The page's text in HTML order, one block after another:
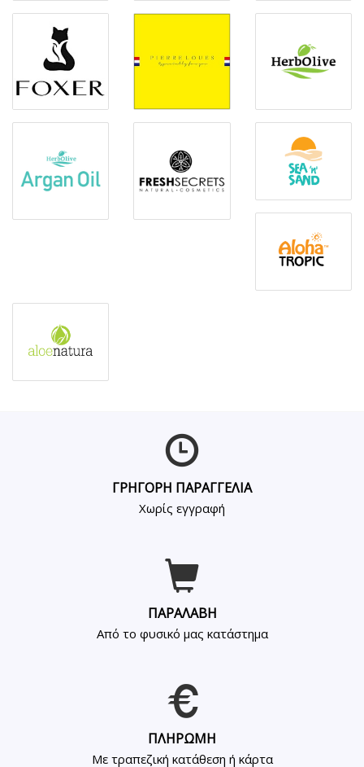
ΓΡΗΓΟΡΗ ΠΑΡΑΓΓΕΛΙΑ
Χωρίς εγγραφή
ΠΑΡΑΛΑΒΗ
Από το φυσικό μας κατάστημα
ΠΛΗΡΩΜΗ
Με τραπεζική κατάθεση ή κάρτα